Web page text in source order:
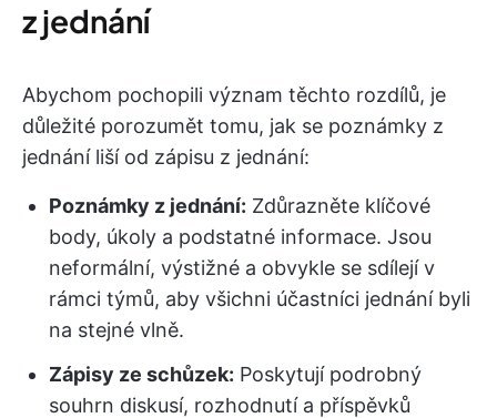
z jednání
Abychom pochopili význam těchto rozdílů, je
důležité porozumět tomu, jak se poznámky z
jednání liší od zápisu z jednání:
Poznámky z jednání: Zdůrazněte klíčové
body, úkoly a podstatné informace. Jsou
neformální, výstižné a obvykle se sdílejí v
rámci týmů, aby všichni účastníci jednání byli
na stejné vlně.
Zápisy ze schůzek: Poskytují podrobný
souhrn diskusí, rozhodnutí a příspěvků